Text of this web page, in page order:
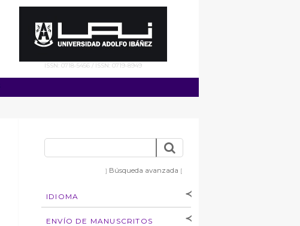
ISSN: 0718-5456 / ISSN: 0719-8949
] Búsqueda avanzada [
IDIOMA
[Español ] [English]
ENVÍO DE MANUSCRITOS